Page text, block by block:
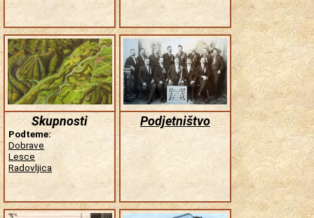
Skupnosti
Podteme:
Dobrave
Lesce
Radovljica
Podjetništvo